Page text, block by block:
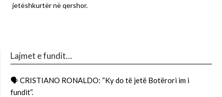
jetëshkurtër në qershor.
Lajmet e fundit…
🗣 CRISTIANO RONALDO: “Ky do të jetë Botërori im i
fundit”.